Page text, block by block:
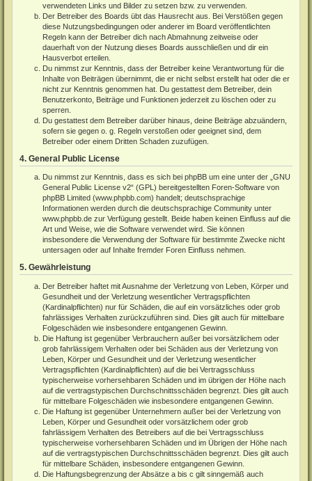
verwendeten Links und Bilder zu setzen bzw. zu verwenden.
Der Betreiber des Boards übt das Hausrecht aus. Bei Verstößen gegen
diese Nutzungsbedingungen oder anderer im Board veröffentlichten
Regeln kann der Betreiber dich nach Abmahnung zeitweise oder
dauerhaft von der Nutzung dieses Boards ausschließen und dir ein
Hausverbot erteilen.
Du nimmst zur Kenntnis, dass der Betreiber keine Verantwortung für die
Inhalte von Beiträgen übernimmt, die er nicht selbst erstellt hat oder die er
nicht zur Kenntnis genommen hat. Du gestattest dem Betreiber, dein
Benutzerkonto, Beiträge und Funktionen jederzeit zu löschen oder zu
sperren.
Du gestattest dem Betreiber darüber hinaus, deine Beiträge abzuändern,
sofern sie gegen o. g. Regeln verstoßen oder geeignet sind, dem
Betreiber oder einem Dritten Schaden zuzufügen.
4. General Public License
Du nimmst zur Kenntnis, dass es sich bei phpBB um eine unter der „GNU
General Public License v2“ (GPL) bereitgestellten Foren-Software von
phpBB Limited (www.phpbb.com) handelt; deutschsprachige
Informationen werden durch die deutschsprachige Community unter
www.phpbb.de zur Verfügung gestellt. Beide haben keinen Einfluss auf die
Art und Weise, wie die Software verwendet wird. Sie können
insbesondere die Verwendung der Software für bestimmte Zwecke nicht
untersagen oder auf Inhalte fremder Foren Einfluss nehmen.
5. Gewährleistung
Der Betreiber haftet mit Ausnahme der Verletzung von Leben, Körper und
Gesundheit und der Verletzung wesentlicher Vertragspflichten
(Kardinalpflichten) nur für Schäden, die auf ein vorsätzliches oder grob
fahrlässiges Verhalten zurückzuführen sind. Dies gilt auch für mittelbare
Folgeschäden wie insbesondere entgangenen Gewinn.
Die Haftung ist gegenüber Verbrauchern außer bei vorsätzlichem oder
grob fahrlässigem Verhalten oder bei Schäden aus der Verletzung von
Leben, Körper und Gesundheit und der Verletzung wesentlicher
Vertragspflichten (Kardinalpflichten) auf die bei Vertragsschluss
typischerweise vorhersehbaren Schäden und im übrigen der Höhe nach
auf die vertragstypischen Durchschnittsschäden begrenzt. Dies gilt auch
für mittelbare Folgeschäden wie insbesondere entgangenen Gewinn.
Die Haftung ist gegenüber Unternehmern außer bei der Verletzung von
Leben, Körper und Gesundheit oder vorsätzlichem oder grob
fahrlässigem Verhalten des Betreibers auf die bei Vertragsschluss
typischerweise vorhersehbaren Schäden und im Übrigen der Höhe nach
auf die vertragstypischen Durchschnittsschäden begrenzt. Dies gilt auch
für mittelbare Schäden, insbesondere entgangenen Gewinn.
Die Haftungsbegrenzung der Absätze a bis c gilt sinngemäß auch